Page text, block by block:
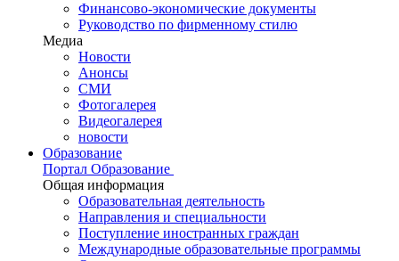
Финансово-экономические документы
Руководство по фирменному стилю
Медиа
Новости
Анонсы
СМИ
Фотогалерея
Видеогалерея
новости
Образование
Портал Образование
Общая информация
Образовательная деятельность
Направления и специальности
Поступление иностранных граждан
Международные образовательные программы